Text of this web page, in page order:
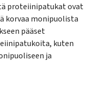
proteiinipatukat ovat
korvaa monipuolista
pääset
kuten
ja